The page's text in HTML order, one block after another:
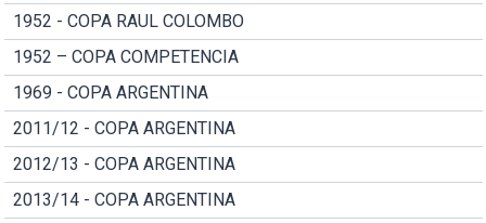
1952 - COPA RAUL COLOMBO
1952 – COPA COMPETENCIA
1969 - COPA ARGENTINA
2011/12 - COPA ARGENTINA
2012/13 - COPA ARGENTINA
2013/14 - COPA ARGENTINA